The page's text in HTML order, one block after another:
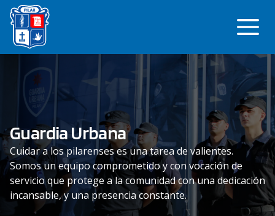
Saltar
contenido
Guardia Urbana
Cuidar a los pilarenses es una tarea de valientes.
Somos un equipo comprometido y con vocación de
servicio que protege a la comunidad con una dedicación
incansable, y una presencia constante.